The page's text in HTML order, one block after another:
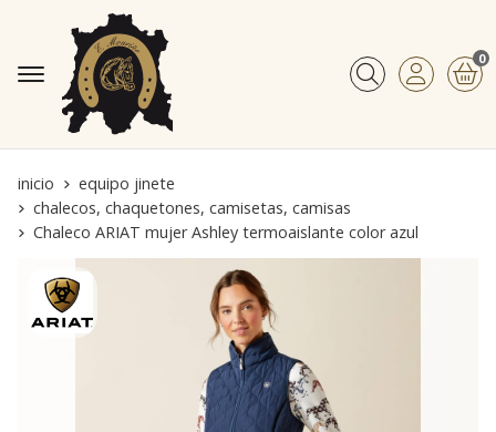
Buscar
0
inicio
equipo jinete
chalecos, chaquetones, camisetas, camisas
Chaleco ARIAT mujer Ashley termoaislante color azul